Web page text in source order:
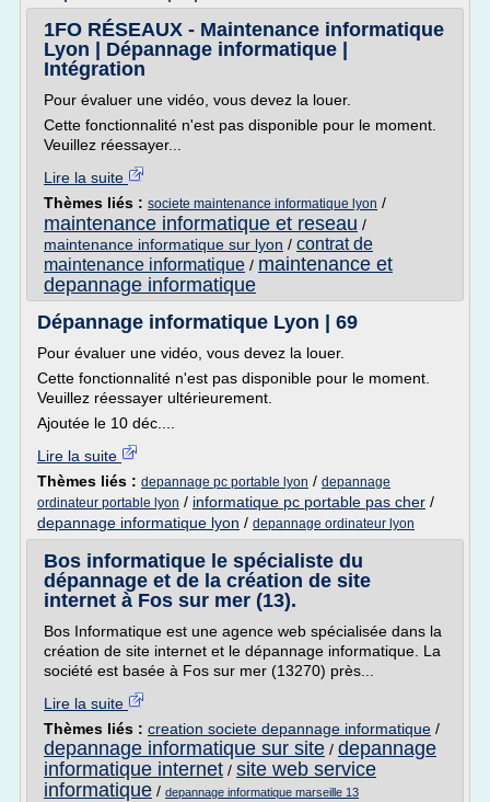
1FO RÉSEAUX - Maintenance informatique
Lyon | Dépannage informatique |
Intégration
Pour évaluer une vidéo, vous devez la louer.
Cette fonctionnalité n'est pas disponible pour le moment.
Veuillez réessayer...
Lire la suite
Thèmes liés : societe maintenance informatique lyon /
maintenance informatique et reseau /
maintenance informatique sur lyon / contrat de
maintenance informatique / maintenance et
depannage informatique
Dépannage informatique Lyon | 69
Pour évaluer une vidéo, vous devez la louer.
Cette fonctionnalité n'est pas disponible pour le moment.
Veuillez réessayer ultérieurement.
Ajoutée le 10 déc....
Lire la suite
Thèmes liés : depannage pc portable lyon / depannage
ordinateur portable lyon / informatique pc portable pas cher /
depannage informatique lyon / depannage ordinateur lyon
Bos informatique le spécialiste du
dépannage et de la création de site
internet à Fos sur mer (13).
Bos Informatique est une agence web spécialisée dans la
création de site internet et le dépannage informatique. La
société est basée à Fos sur mer (13270) près...
Lire la suite
Thèmes liés : creation societe depannage informatique /
depannage informatique sur site / depannage
informatique internet / site web service
informatique / depannage informatique marseille 13